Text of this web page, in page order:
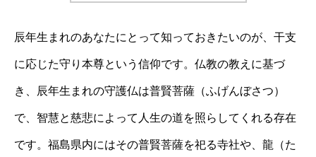
辰年生まれのあなたにとって知っておきたいのが、干支
に応じた守り本尊という信仰です。仏教の教えに基づ
き、辰年生まれの守護仏は普賢菩薩（ふげんぼさつ）
で、智慧と慈悲によって人生の道を照らしてくれる存在
です。福島県内にはその普賢菩薩を祀る寺社や、龍（た